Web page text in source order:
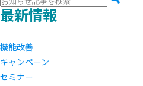
最新情報
機能改善
キャンペーン
セミナー